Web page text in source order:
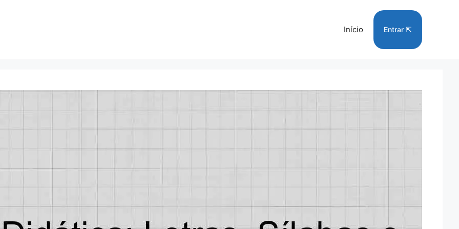
Início Entrar ⇱